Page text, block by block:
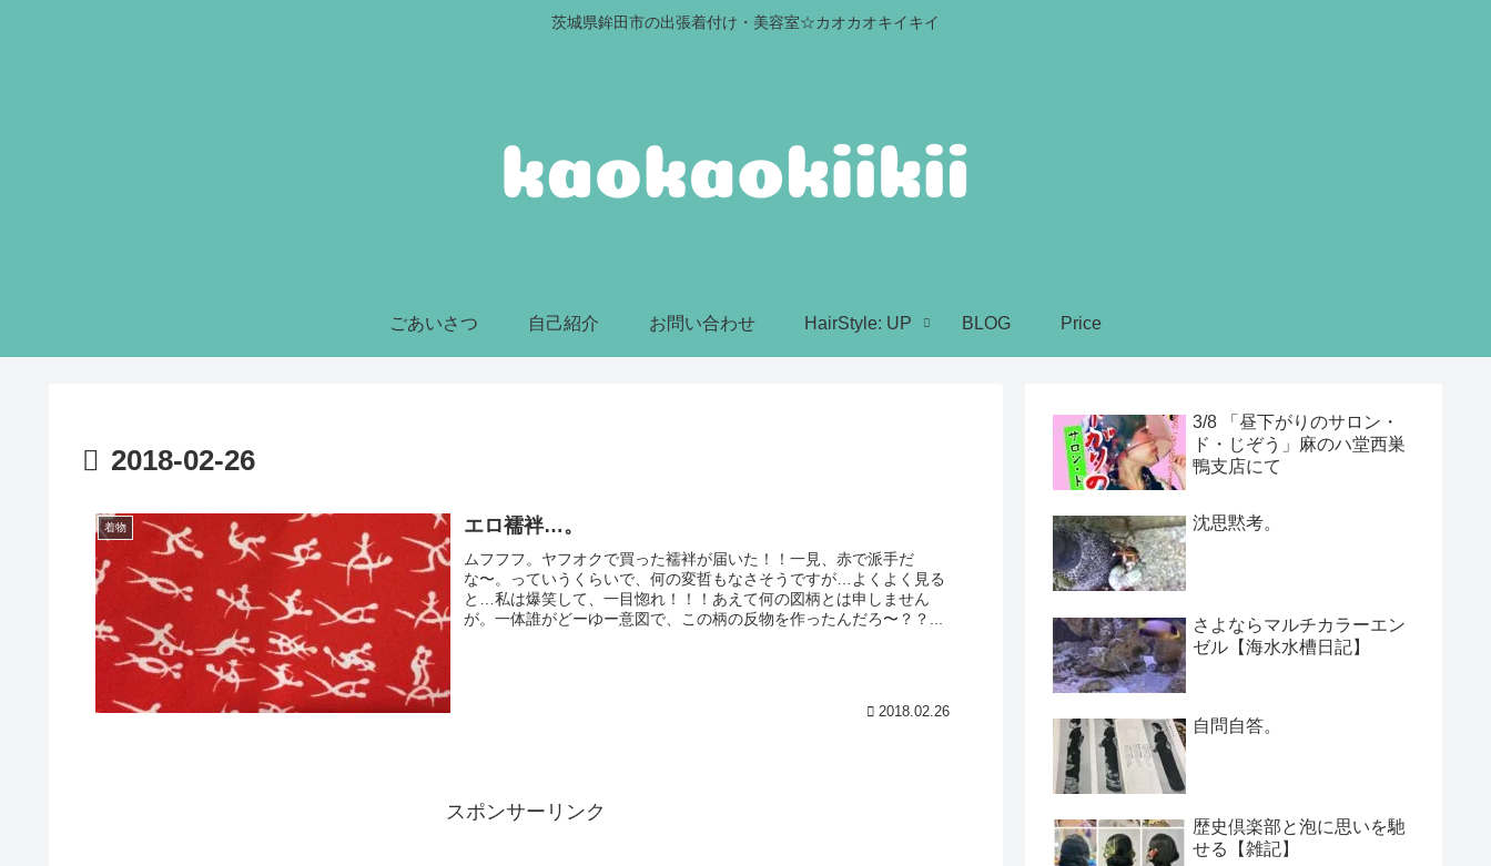
茨城県鉾田市の出張着付け・美容室☆カオカオキイキイ
ごあいさつ 自己紹介 お問い合わせ HairStyle: UP BLOG Price
2018-02-26
着物 エロ襦袢…。
ムフフフ。ヤフオクで買った襦袢が届いた！！一見、赤で派手だ
な〜。っていうくらいで、何の変哲もなさそうですが…よくよく見る
と…私は爆笑して、一目惚れ！！！あえて何の図柄とは申しません
が。一体誰がどーゆー意図で、この柄の反物を作ったんだろ〜？？...
2018.02.26
スポンサーリンク
3/8 「昼下がりのサロン・
ド・じぞう」麻のハ堂西巣
鴨支店にて
沈思黙考。
さよならマルチカラーエン
ゼル【海水水槽日記】
自問自答。
歴史倶楽部と泡に思いを馳
せる【雑記】